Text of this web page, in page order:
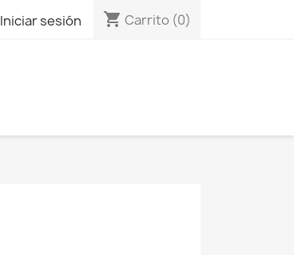
Iniciar sesión shopping_cart Carrito (0)